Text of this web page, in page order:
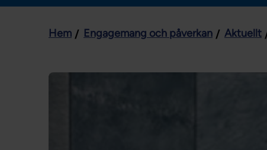
Hem Engagemang och påverkan Aktuellt